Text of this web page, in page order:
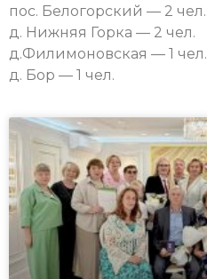
пос. Белогорский — 2 чел.
д. Нижняя Горка — 2 чел.
д.Филимоновская — 1 чел.
д. Бор — 1 чел.